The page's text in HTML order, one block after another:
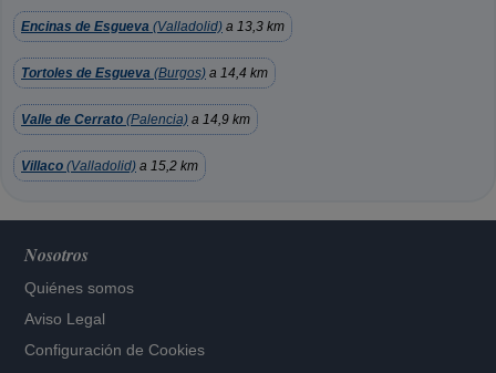
Encinas de Esgueva (Valladolid) a 13,3 km
Tortoles de Esgueva (Burgos) a 14,4 km
Valle de Cerrato (Palencia) a 14,9 km
Villaco (Valladolid) a 15,2 km
Nosotros
Quiénes somos
Aviso Legal
Configuración de Cookies